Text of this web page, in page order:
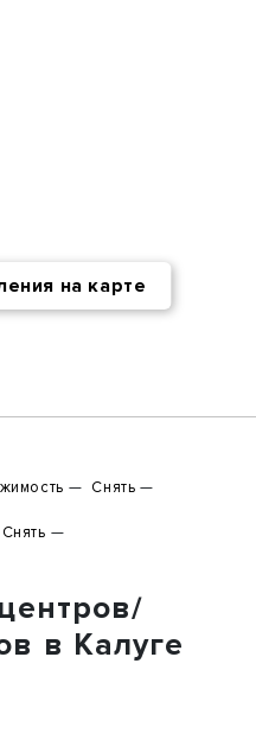
на карте
Снять
Снять
в Калуге